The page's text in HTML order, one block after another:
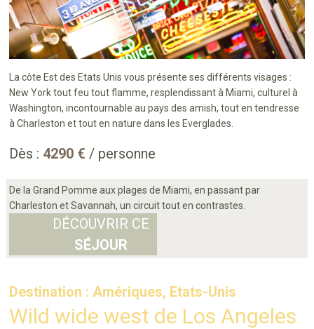
La côte Est des Etats Unis vous présente ses différents visages :
New York tout feu tout flamme, resplendissant à Miami, culturel à
Washington, incontournable au pays des amish, tout en tendresse
à Charleston et tout en nature dans les Everglades.
Dès : 4290 € / personne
De la Grand Pomme aux plages de Miami, en passant par
Charleston et Savannah, un circuit tout en contrastes.
DÉCOUVRIR CE
SÉJOUR
Destination : Amériques, Etats-Unis
Wild wide west de Los Angeles